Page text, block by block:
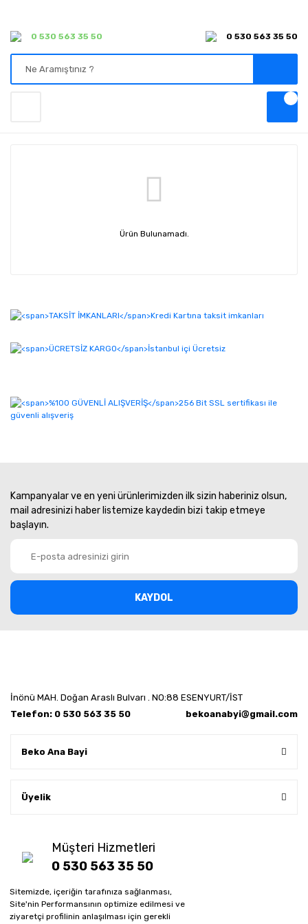
Sitemizde, içeriğin tarafınıza sağlanması,
Site'nin Performansının optimize edilmesi ve
ziyaretçi profilinin anlaşılması için gerekli
0 530 563 35 50 0 530 563 35 50
Ürün Bulunamadı.
Kampanyalar ve en yeni ürünlerimizden ilk sizin haberiniz olsun,
mail adresinizi haber listemize kaydedin bizi takip etmeye
başlayın.
KAYDOL
İnönü MAH. Doğan Araslı Bulvarı . NO:88 ESENYURT/İST
Telefon: 0 530 563 35 50
bekoanabyi@gmail.com
Beko Ana Bayi
Üyelik
Müşteri Hizmetleri
0 530 563 35 50
Whatsapp sipariş hattı
0 530 563 35 50